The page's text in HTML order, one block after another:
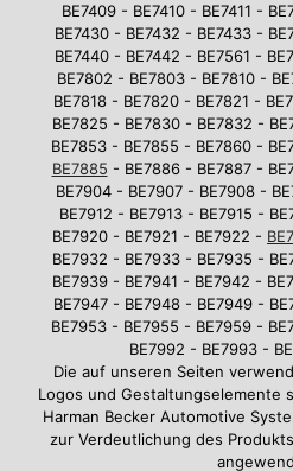
BE7409 - BE7410 - BE7411 -
BE7430 - BE7432 - BE7433 -
BE7440 - BE7442 - BE7561 -
BE7802 - BE7803 - BE7810 -
BE7818 - BE7820 - BE7821 -
BE7825 - BE7830 - BE7832 -
BE7853 - BE7855 - BE7860 -
BE7885 - BE7886 - BE7887 -
BE7904 - BE7907 - BE7908 -
BE7912 - BE7913 - BE7915 -
BE7920 - BE7921 - BE7922 -
BE7932 - BE7933 - BE7935 -
BE7939 - BE7941 - BE7942 -
BE7947 - BE7948 - BE7949 -
BE7953 - BE7955 - BE7959 -
BE7992 - BE7993 -
Die auf unseren Seiten
Logos und Gestaltungselemente
Harman Becker Automotive
zur Verdeutlichung des